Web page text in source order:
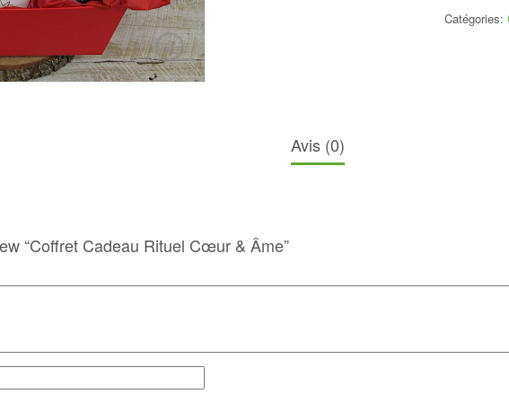
Catégories:
Avis (0)
“Coffret Cadeau Rituel Cœur & Âme”